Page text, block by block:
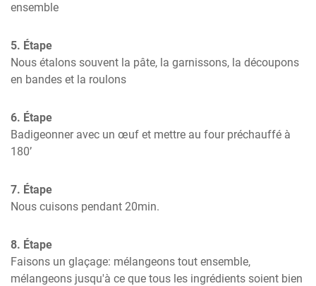
ensemble
5. Étape
Nous étalons souvent la pâte, la garnissons, la découpons
en bandes et la roulons
6. Étape
Badigeonner avec un œuf et mettre au four préchauffé à
180’
7. Étape
Nous cuisons pendant 20min.
8. Étape
Faisons un glaçage: mélangeons tout ensemble,
mélangeons jusqu'à ce que tous les ingrédients soient bien